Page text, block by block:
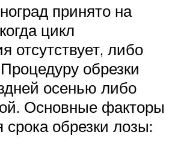
принято на
цикл
отсутствует, либо
обрезки
осенью либо
Основные факторы
срока обрезки лозы: